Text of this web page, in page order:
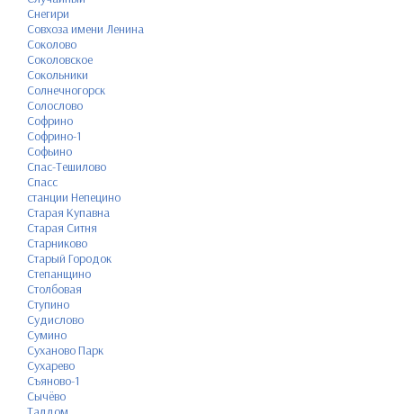
Снегири
Совхоза имени Ленина
Соколово
Соколовское
Сокольники
Солнечногорск
Солослово
Софрино
Софрино-1
Софьино
Спас-Тешилово
Спасс
станции Непецино
Старая Купавна
Старая Ситня
Старниково
Старый Городок
Степанщино
Столбовая
Ступино
Судислово
Сумино
Суханово Парк
Сухарево
Съяново-1
Сычёво